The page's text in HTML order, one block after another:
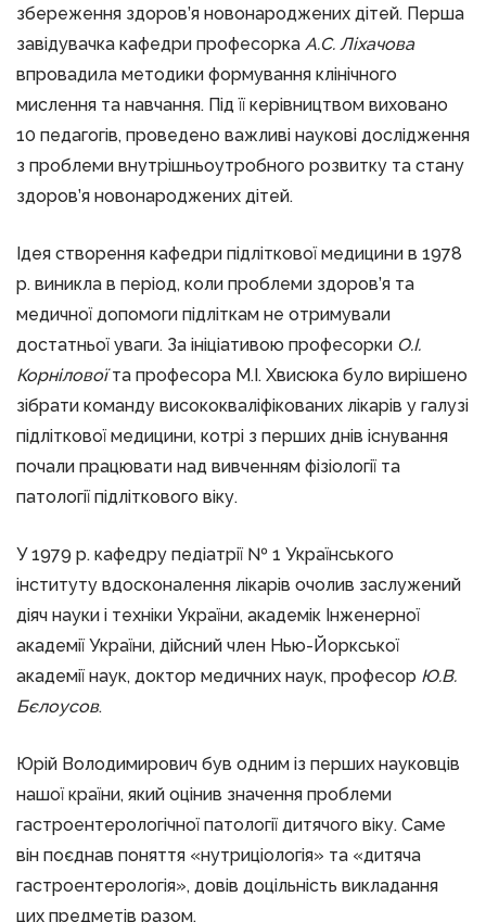
збереження здоров’я новонароджених дітей. Перша
завідувачка кафедри професорка А.С. Ліхачова
впровадила методики формування клінічного
мислення та навчання. Під її керівництвом виховано
10 педагогів, проведено важливі наукові дослідження
з проблеми внутрішньоутробного розвитку та стану
здоров’я новонароджених дітей.
Ідея створення кафедри підліткової медицини в 1978
р. виникла в період, коли проблеми здоров’я та
медичної допомоги підліткам не отримували
достатньої уваги. За ініціативою професорки О.І.
Корніловоїта професора М.І. Хвисюка було вирішено
зібрати команду висококваліфікованих лікарів у галузі
підліткової медицини, котрі з перших днів існування
почали працювати над вивченням фізіології та
патології підліткового віку.
У 1979 р. кафедру педіатрії № 1 Українського
інституту вдосконалення лікарів очолив заслужений
діяч науки і техніки України, академік Інженерної
академії України, дійсний член Нью-Йоркської
академії наук, доктор медичних наук, професор Ю.В.
Бєлоусов.
Юрій Володимирович був одним із перших науковців
нашої країни, який оцінив значення проблеми
гастроентерологічної патології дитячого віку. Саме
він поєднав поняття «нутриціологія» та «дитяча
гастроентерологія», довів доцільність викладання
цих предметів разом.